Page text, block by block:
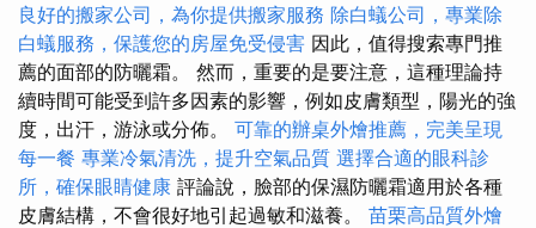
良好的搬家公司，為你提供搬家服務 除白蟻公司，專業除
白蟻服務，保護您的房屋免受侵害 因此，值得搜索專門推
薦的面部的防曬霜。 然而，重要的是要注意，這種理論持
續時間可能受到許多因素的影響，例如皮膚類型，陽光的強
度，出汗，游泳或分佈。 可靠的辦桌外燴推薦，完美呈現
每一餐 專業冷氣清洗，提升空氣品質 選擇合適的眼科診
所，確保眼睛健康 評論說，臉部的保濕防曬霜適用於各種
皮膚結構，不會很好地引起過敏和滋養。 苗栗高品質外燴